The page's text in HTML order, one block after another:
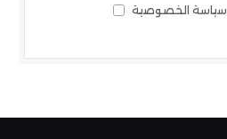
سياسة الخصوصية